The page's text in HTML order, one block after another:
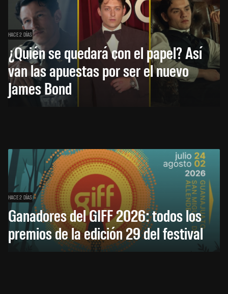
HACE 2 DÍAS
¿Quién se quedará con el papel? Así
van las apuestas por ser el nuevo
James Bond
HACE 2 DÍAS
Ganadores del GIFF 2026: todos los
premios de la edición 29 del festival